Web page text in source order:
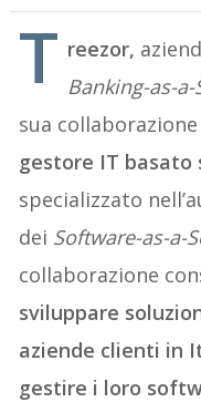
T reezor,
Banking-as-a-
sua
gestore IT
specializzato
dei Software-as-a-
collaborazione
sviluppare
aziende clienti in
gestire i loro